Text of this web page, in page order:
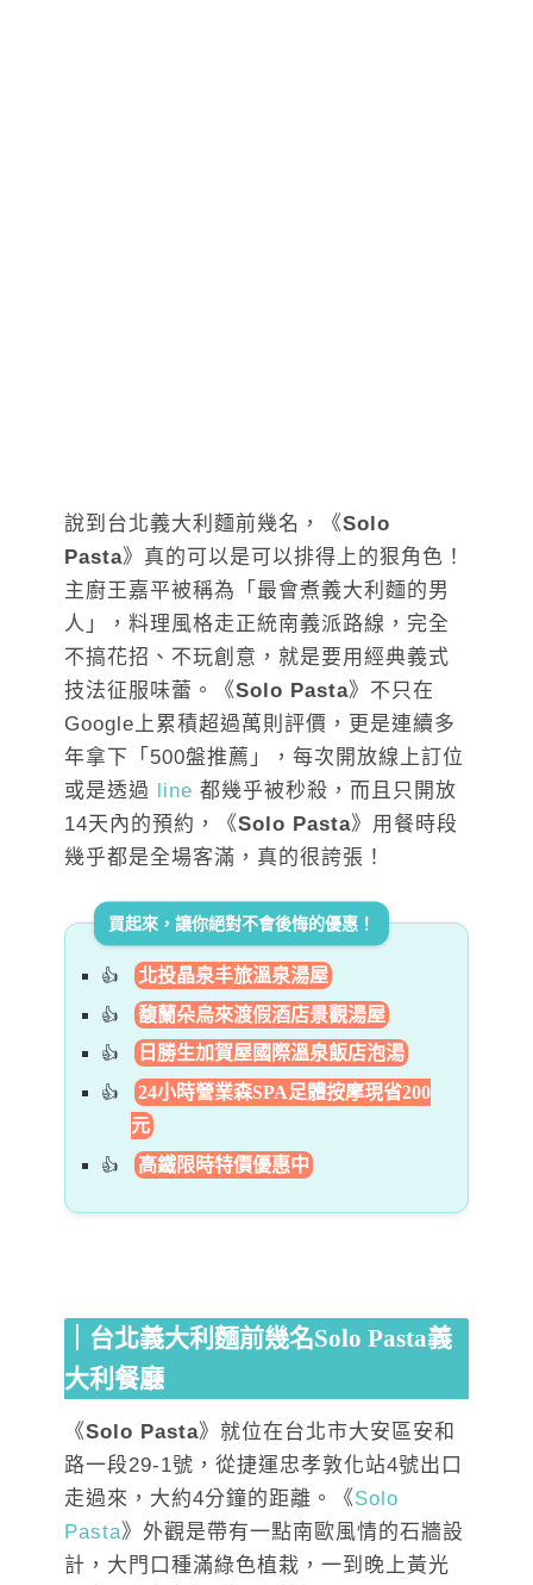
說到台北義大利麵前幾名，《Solo
Pasta》真的可以是可以排得上的狠角色！
主廚王嘉平被稱為「最會煮義大利麵的男
人」，料理風格走正統南義派路線，完全
不搞花招、不玩創意，就是要用經典義式
技法征服味蕾。《Solo Pasta》不只在
Google上累積超過萬則評價，更是連續多
年拿下「500盤推薦」，每次開放線上訂位
或是透過 line 都幾乎被秒殺，而且只開放
14天內的預約，《Solo Pasta》用餐時段
幾乎都是全場客滿，真的很誇張！
買起來，讓你絕對不會後悔的優惠！
北投晶泉丰旅溫泉湯屋
馥蘭朵烏來渡假酒店景觀湯屋
日勝生加賀屋國際溫泉飯店泡湯
24小時營業森SPA足體按摩現省200
元
高鐵限時特價優惠中
｜台北義大利麵前幾名Solo Pasta義
大利餐廳
《Solo Pasta》就位在台北市大安區安和
路一段29-1號，從捷運忠孝敦化站4號出口
走過來，大約4分鐘的距離。《Solo
Pasta》外觀是帶有一點南歐風情的石牆設
計，大門口種滿綠色植栽，一到晚上黃光